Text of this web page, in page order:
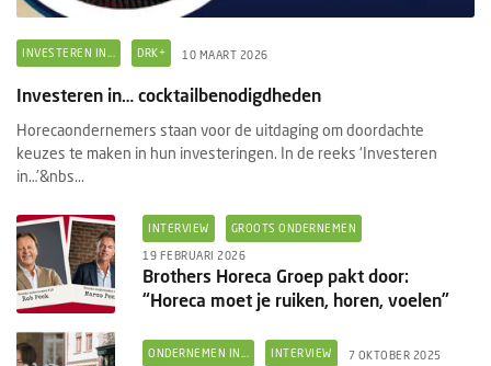
INVESTEREN IN... DRK+ 10 MAART 2026
Investeren in… cocktailbenodigdheden
Horecaondernemers staan voor de uitdaging om doordachte
keuzes te maken in hun investeringen. In de reeks ‘Investeren
in…’&nbs...
INTERVIEW GROOTS ONDERNEMEN
19 FEBRUARI 2026
Brothers Horeca Groep pakt door:
“Horeca moet je ruiken, horen, voelen”
ONDERNEMEN IN... INTERVIEW 7 OKTOBER 2025